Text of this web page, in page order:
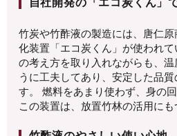
自社開発の「エコ炭くん」
竹炭や竹酢液の製造には、唐仁
化装置「エコ炭くん」が使われ
の考え方を取り入れながらも、
うに工夫してあり、安定した品
す。 燃料をあまり使わず、身の
この装置は、放置竹林の活用にも